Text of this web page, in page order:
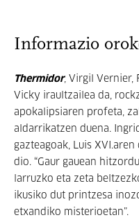
Informazio
Thermidor, Virgil Vernier,
Vicky iraultzailea da,
apokalipsiaren profeta,
aldarrikatzen duena.
gazteagoak, Luis
dio. “Gaur gauean
larruzko eta zeta
ikusiko dut printzesa
etxandiko misterioetan”.